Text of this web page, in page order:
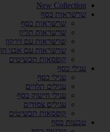
New Collection
שרשראות כסף
שרשראות כסף
שרשראות תליון
שרשראות עם זירקון
שרשראות עם אבני חן
קופסאות תכשיטים
עגילי כסף
עגילי כסף
עגילים תלויים
עגילי חישוק כסף
עגילים צמודים
קופסאות תכשיטים
טבעות כסף